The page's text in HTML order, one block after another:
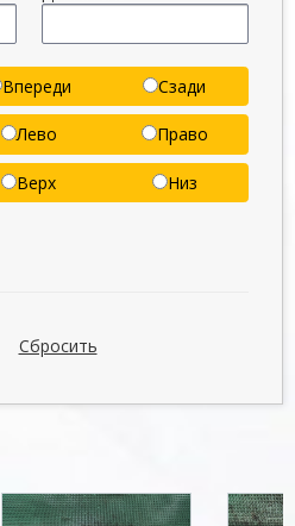
Впереди Сзади
Лево Право
Верх Низ
Сбросить